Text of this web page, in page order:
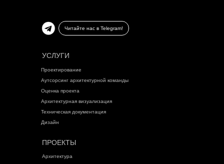
УСЛУГИ
ПРОЕКТЫ
Проектирование
Аутсорсинг архитектурной команды
Оценка проекта
Архитектурная визуализация
Техническая документация
Дизайн
Архитектура
Читайте нас в Telegram!